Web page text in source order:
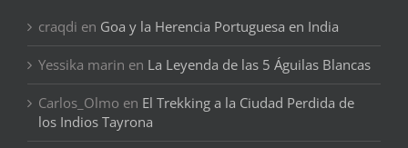
craqdi en Goa y la Herencia Portuguesa en India
Yessika marin en La Leyenda de las 5 Águilas Blancas
Carlos_Olmo en El Trekking a la Ciudad Perdida de
los Indios Tayrona